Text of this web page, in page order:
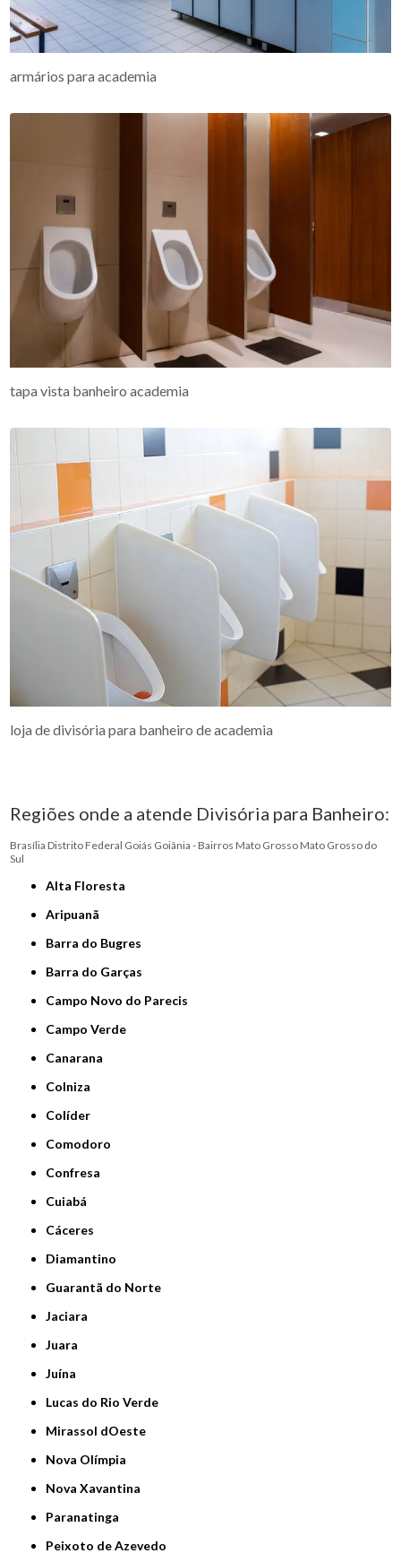
armários para academia
tapa vista banheiro academia
loja de divisória para banheiro de academia
Regiões onde a atende Divisória para Banheiro:
Brasília Distrito Federal Goiás Goiânia - Bairros Mato Grosso Mato Grosso do
Sul
Alta Floresta
Aripuanã
Barra do Bugres
Barra do Garças
Campo Novo do Parecis
Campo Verde
Canarana
Colniza
Colíder
Comodoro
Confresa
Cuiabá
Cáceres
Diamantino
Guarantã do Norte
Jaciara
Juara
Juína
Lucas do Rio Verde
Mirassol dOeste
Nova Olímpia
Nova Xavantina
Paranatinga
Peixoto de Azevedo